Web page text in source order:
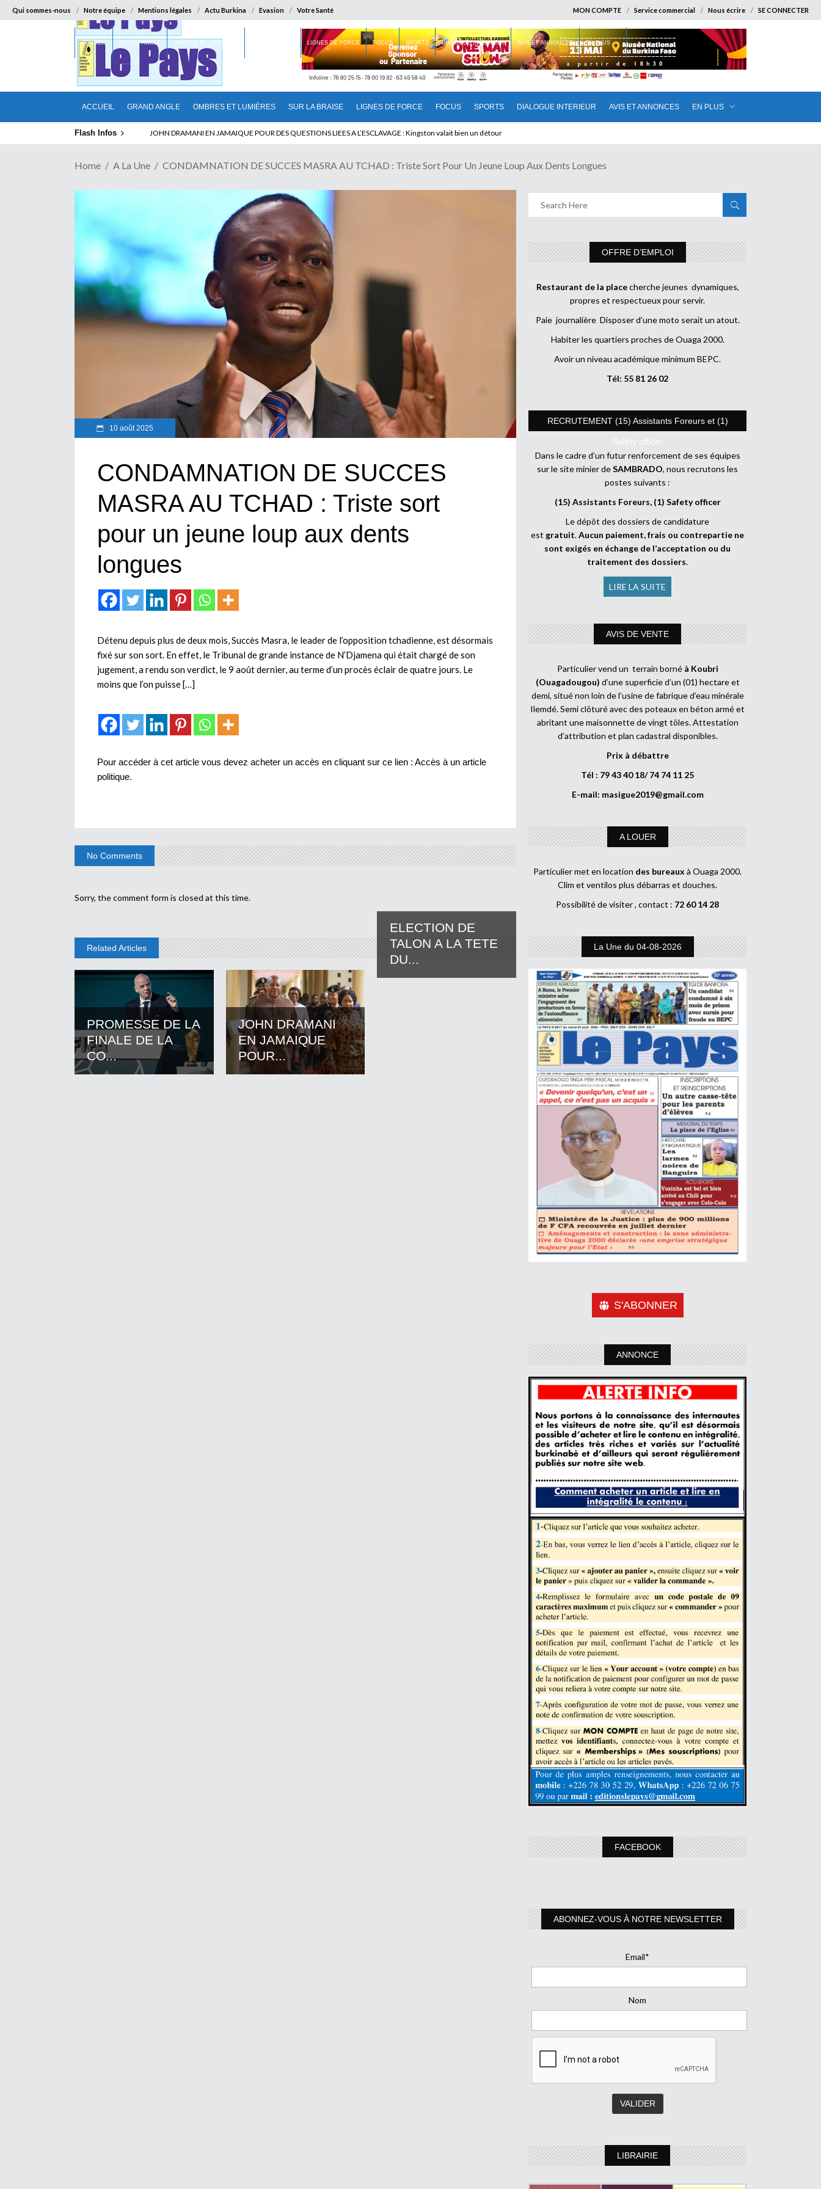
Qui sommes-nous Notre équipe Mentions légales Actu Burkina Evasion Votre Santé MON COMPTE Service commercial Nous écrire SE CONNECTER
ACCUEIL GRAND ANGLE OMBRES ET LUMIÈRES SUR LA BRAISE LIGNES DE FORCE FOCUS SPORTS DIALOGUE INTERIEUR AVIS ET ANNONCES EN PLUS
ACCUEIL GRAND ANGLE OMBRES ET LUMIÈRES LIGNES DE FORCE FOCUS SPORTS DIALOGUE INTERIEUR AVIS ET ANNONCES EN PLUS
Flash Infos ELECTION DE TALON A LA TETE DU SENAT BENINOIS : Quand Patrice quitte le pouvoir sans partir !
Home A La Une CONDAMNATION DE SUCCES MASRA AU TCHAD : Triste Sort Pour Un Jeune Loup Aux Dents Longues
10 août 2025
CONDAMNATION DE SUCCES
MASRA AU TCHAD : Triste sort
pour un jeune loup aux dents
longues
Détenu depuis plus de deux mois, Succès Masra, le leader de l’opposition tchadienne, est désormais
fixé sur son sort. En effet, le Tribunal de grande instance de N’Djamena qui était chargé de son
jugement, a rendu son verdict, le 9 août dernier, au terme d’un procès éclair de quatre jours. Le
moins que l’on puisse […]
Pour accéder à cet article vous devez acheter un accès en cliquant sur ce lien : Accès à un article
politique.
No Comments
Sorry, the comment form is closed at this time.
Related Articles
PROMESSE DE LA
FINALE DE LA
CO...
JOHN DRAMANI
EN JAMAIQUE
POUR...
ELECTION DE
TALON A LA TETE
DU...
OFFRE D’EMPLOI
Restaurant de la placecherche jeunes dynamiques,
propres et respectueux pour servir.
Paie journalière Disposer d’une moto serait un atout.
Habiter les quartiers proches de Ouaga 2000.
Avoir un niveau académique minimum BEPC.
Tél: 55 81 26 02
RECRUTEMENT (15) Assistants Foreurs et (1)
Safety officer
Dans le cadre d’un futur renforcement de ses équipes
sur le site minier deSAMBRADO, nous recrutons les
postes suivants :
(15) Assistants Foreurs, (1) Safety officer
Le dépôt des dossiers de candidature
est gratuit.Aucun paiement, frais ou contrepartie ne
sont exigés en échange de l’acceptation ou du
traitement des dossiers.
LIRE LA SUITE
AVIS DE VENTE
Particulier vend un terrain borné à Koubri
(Ouagadougou) d’une superficie d’un (01) hectare et
demi, situé non loin de l’usine de fabrique d’eau minérale
Ilemdé. Semi clôturé avec des poteaux en béton armé et
abritant une maisonnette de vingt tôles. Attestation
d’attribution et plan cadastral disponibles.
Prix à débattre
Tél : 79 43 40 18/ 74 74 11 25
E-mail: masigue2019@gmail.com
A LOUER
Particulier met en location des bureaux à Ouaga 2000.
Clim et ventilos plus débarras et douches.
Possibilité de visiter , contact : 72 60 14 28
La Une du 04-08-2026
S'ABONNER
ANNONCE
FACEBOOK
ABONNEZ-VOUS À NOTRE NEWSLETTER
Email*
Nom
LIBRAIRIE